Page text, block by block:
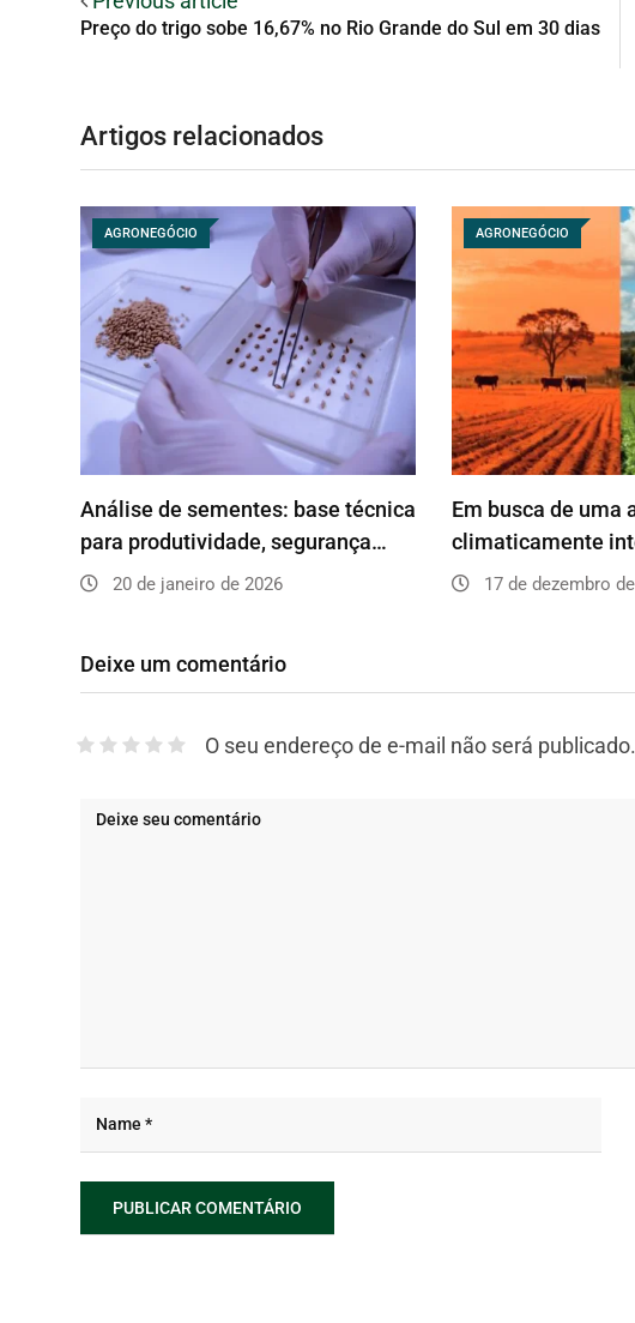
Preço do trigo sobe 16,67% no Rio Grande do Sul em 30 dias
Artigos relacionados
AGRONEGÓCIO
Análise de sementes: base técnica
para produtividade, segurança…
20 de janeiro de 2026
AGRONEGÓCIO
Em busca de uma
climaticamente
17 de dezembro
Deixe um comentário
O seu endereço de e-mail não será publicado.